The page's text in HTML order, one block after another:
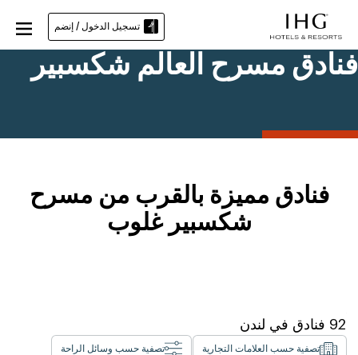
تسجيل الدخول / إنضم
فنادق مسرح العالم شكسبير
فنادق مميزة بالقرب من مسرح
شكسبير غلوب
92 فنادق في لندن
تصفية حسب العلامات التجارية تصفية حسب وسائل الراحة